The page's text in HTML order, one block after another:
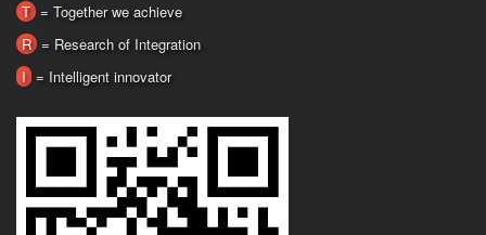
T = Together we achieve
R = Research of Integration
I = Intelligent innovator